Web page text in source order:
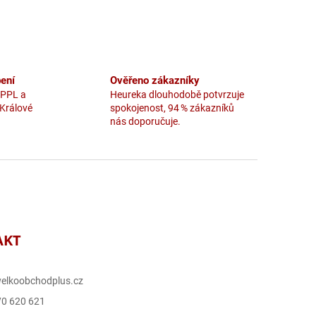
a
Ověřeno zákazníky
Heureka dlouhodobě potvrzuje
spokojenost, 94 % zákazníků
nás doporučuje.
620 621